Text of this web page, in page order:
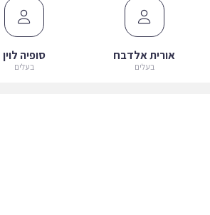
אורית אלדבח
בעלים
סופיה לוין
בעלים